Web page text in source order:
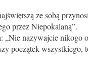
ze sobą
przez Niepokalaną”.
„Nie nazywajcie
początek